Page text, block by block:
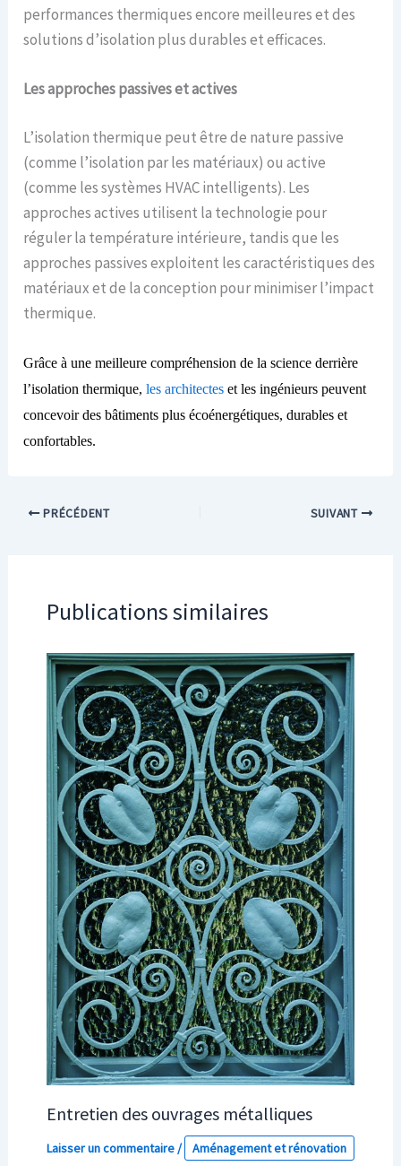
performances thermiques encore meilleures et des
solutions d’isolation plus durables et efficaces.
Les approchespassives etactives
L’isolation thermique peut être de nature passive
(comme l’isolation par les matériaux) ou active
(comme les systèmes HVAC intelligents). Les
approches actives utilisent la technologie pour
réguler la température intérieure, tandis que les
approches passives exploitent les caractéristiques des
matériaux et de la conception pour minimiser l’impact
thermique.
Grâce à une meilleure compréhension de la science derrière
l’isolation thermique,les architectes et les ingénieurs peuvent
concevoir des bâtiments plus écoénergétiques, durables et
confortables.
PRÉCÉDENT SUIVANT
Publications similaires
Entretien des ouvrages métalliques
Laisser un commentaire/ Aménagement et rénovation